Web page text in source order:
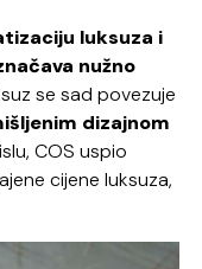
luksuza i
nužno
se sad povezuje
dizajnom
COS uspio
cijene luksuza,